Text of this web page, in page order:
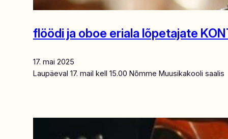
flöödi ja oboe eriala lõpetajate
17. mai 2025
Laupäeval 17. mail kell 15.00 Nõmme Muusikakooli saalis